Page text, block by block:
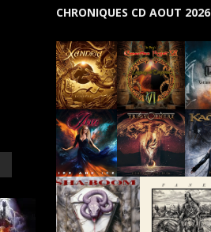
CHRONIQUES CD AOUT 2026